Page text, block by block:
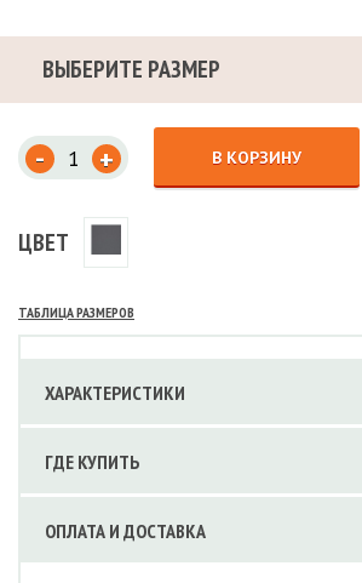
ВЫБЕРИТЕ РАЗМЕР
- + В КОРЗИНУ
ЦВЕТ
ТАБЛИЦА РАЗМЕРОВ
ХАРАКТЕРИСТИКИ
ГДЕ КУПИТЬ
ОПЛАТА И ДОСТАВКА